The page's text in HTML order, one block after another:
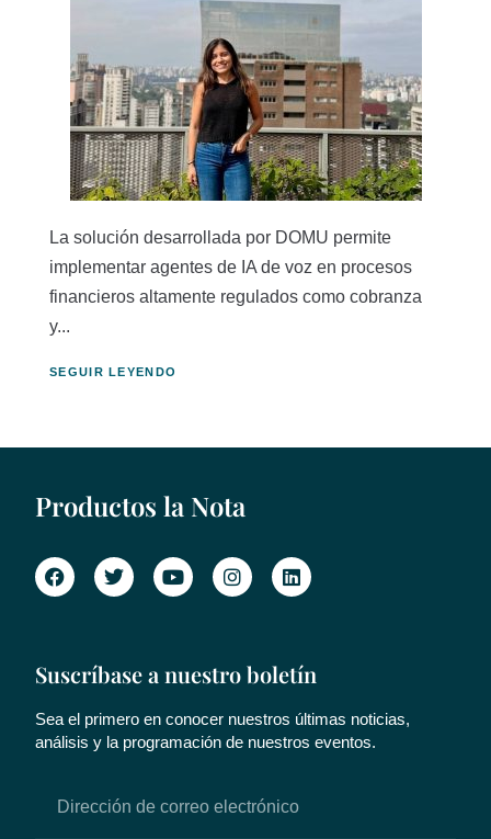
La solución desarrollada por DOMU permite
implementar agentes de IA de voz en procesos
financieros altamente regulados como cobranza
y...
SEGUIR LEYENDO
Productos la Nota
Suscríbase a nuestro boletín
Sea el primero en conocer nuestros últimas noticias,
análisis y la programación de nuestros eventos.